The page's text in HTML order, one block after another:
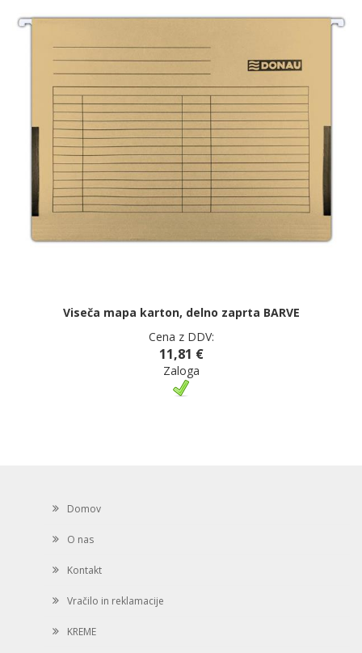
Viseča mapa karton, delno zaprta BARVE
Cena z DDV:
11,81 €
Zaloga
Domov
O nas
Kontakt
Vračilo in reklamacije
KREME